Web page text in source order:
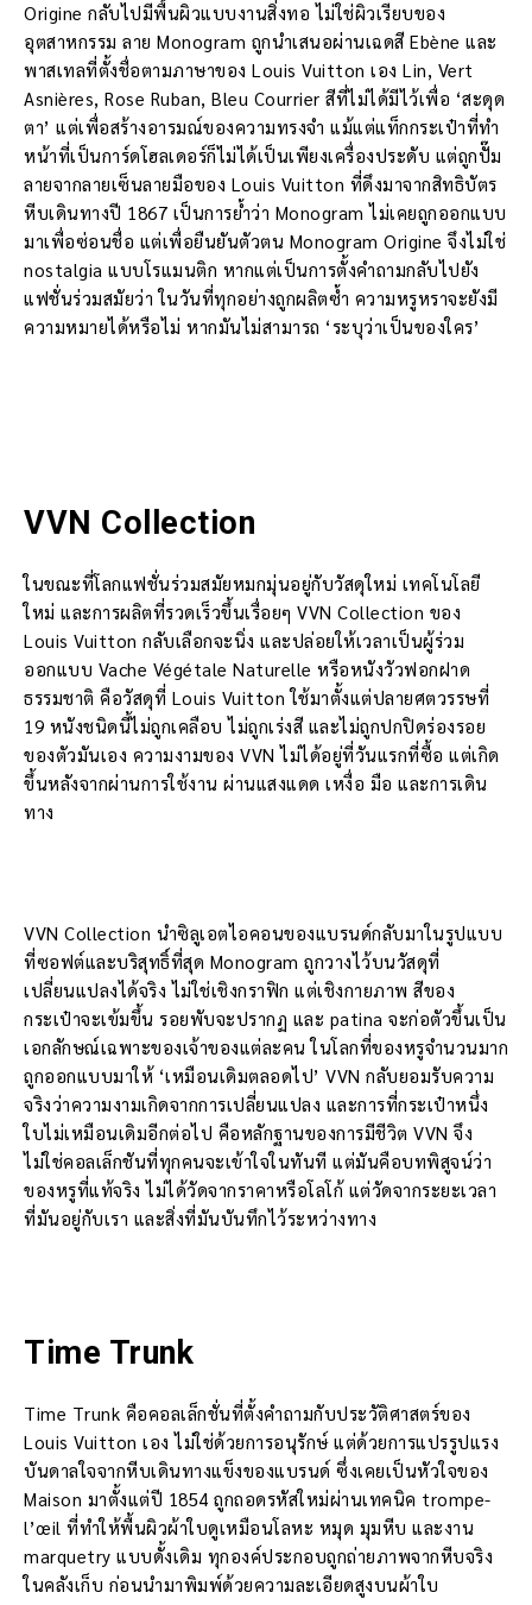
Origine กลับไปมีพื้นผิวแบบงานสิ่งทอ ไม่ใช่ผิวเรียบของ
อุตสาหกรรม ลาย Monogram ถูกนำเสนอผ่านเฉดสี Ebène และ
พาสเทลที่ตั้งชื่อตามภาษาของ Louis Vuitton เอง Lin, Vert
Asnières, Rose Ruban, Bleu Courrier สีที่ไม่ได้มีไว้เพื่อ ‘สะดุด
ตา’ แต่เพื่อสร้างอารมณ์ของความทรงจำ แม้แต่แท็กกระเป๋าที่ทำ
หน้าที่เป็นการ์ดโฮลเดอร์ก็ไม่ได้เป็นเพียงเครื่องประดับ แต่ถูกปั๊ม
ลายจากลายเซ็นลายมือของ Louis Vuitton ที่ดึงมาจากสิทธิบัตร
หีบเดินทางปี 1867 เป็นการย้ำว่า Monogram ไม่เคยถูกออกแบบ
มาเพื่อซ่อนชื่อ แต่เพื่อยืนยันตัวตน Monogram Origine จึงไม่ใช่
nostalgia แบบโรแมนติก หากแต่เป็นการตั้งคำถามกลับไปยัง
แฟชั่นร่วมสมัยว่า ในวันที่ทุกอย่างถูกผลิตซ้ำ ความหรูหราจะยังมี
ความหมายได้หรือไม่ หากมันไม่สามารถ ‘ระบุว่าเป็นของใคร’
VVN Collection
ในขณะที่โลกแฟชั่นร่วมสมัยหมกมุ่นอยู่กับวัสดุใหม่ เทคโนโลยี
ใหม่ และการผลิตที่รวดเร็วขึ้นเรื่อยๆ VVN Collection ของ
Louis Vuitton กลับเลือกจะนิ่ง และปล่อยให้เวลาเป็นผู้ร่วม
ออกแบบ Vache Végétale Naturelle หรือหนังวัวฟอกฝาด
ธรรมชาติ คือวัสดุที่ Louis Vuitton ใช้มาตั้งแต่ปลายศตวรรษที่
19 หนังชนิดนี้ไม่ถูกเคลือบ ไม่ถูกเร่งสี และไม่ถูกปกปิดร่องรอย
ของตัวมันเอง ความงามของ VVN ไม่ได้อยู่ที่วันแรกที่ซื้อ แต่เกิด
ขึ้นหลังจากผ่านการใช้งาน ผ่านแสงแดด เหงื่อ มือ และการเดิน
ทาง
VVN Collection นำซิลูเอตไอคอนของแบรนด์กลับมาในรูปแบบ
ที่ซอฟต์และบริสุทธิ์ที่สุด Monogram ถูกวางไว้บนวัสดุที่
เปลี่ยนแปลงได้จริง ไม่ใช่เชิงกราฟิก แต่เชิงกายภาพ สีของ
กระเป๋าจะเข้มขึ้น รอยพับจะปรากฏ และ patina จะก่อตัวขึ้นเป็น
เอกลักษณ์เฉพาะของเจ้าของแต่ละคน ในโลกที่ของหรูจำนวนมาก
ถูกออกแบบมาให้ ‘เหมือนเดิมตลอดไป’ VVN กลับยอมรับความ
จริงว่าความงามเกิดจากการเปลี่ยนแปลง และการที่กระเป๋าหนึ่ง
ใบไม่เหมือนเดิมอีกต่อไป คือหลักฐานของการมีชีวิต VVN จึง
ไม่ใช่คอลเล็กชันที่ทุกคนจะเข้าใจในทันที แต่มันคือบทพิสูจน์ว่า
ของหรูที่แท้จริง ไม่ได้วัดจากราคาหรือโลโก้ แต่วัดจากระยะเวลา
ที่มันอยู่กับเรา และสิ่งที่มันบันทึกไว้ระหว่างทาง
Time Trunk
Time Trunk คือคอลเล็กชั่นที่ตั้งคำถามกับประวัติศาสตร์ของ
Louis Vuitton เอง ไม่ใช่ด้วยการอนุรักษ์ แต่ด้วยการแปรรูปแรง
บันดาลใจจากหีบเดินทางแข็งของแบรนด์ ซึ่งเคยเป็นหัวใจของ
Maison มาตั้งแต่ปี 1854 ถูกถอดรหัสใหม่ผ่านเทคนิค trompe-
l’œil ที่ทำให้พื้นผิวผ้าใบดูเหมือนโลหะ หมุด มุมหีบ และงาน
marquetry แบบดั้งเดิม ทุกองค์ประกอบถูกถ่ายภาพจากหีบจริง
ในคลังเก็บ ก่อนนำมาพิมพ์ด้วยความละเอียดสูงบนผ้าใบ